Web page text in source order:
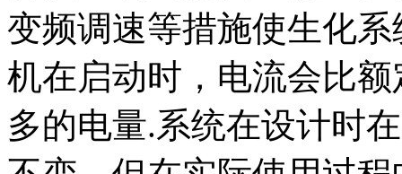
变频调速等措施使生化
机在启动时，电流会比
多的电量.系统在设计时